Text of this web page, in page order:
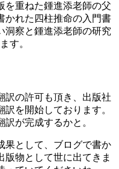
重ねた鍾進添老師の父
かれた四柱推命の入門書
洞察と鍾進添老師の研究
す。
の許可も頂き、出版社
訳を開始しております。
が完成するかと。
として、ブログで書か
版物として世に出てきま